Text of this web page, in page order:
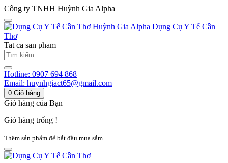
Công ty TNHH Huỳnh Gia Alpha
Huỳnh Gia Alpha Dụng Cụ Y Tế Cần
Thơ
Tat ca san pham
Hotline: 0907 694 868
Email: huynhgiact65@gmail.com
0 Giỏ hàng
Giỏ hàng của Bạn
Giỏ hàng trống !
Thêm sản phẩm để bắt đầu mua sắm.